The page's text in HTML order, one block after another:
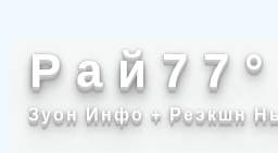
Р а й 7 7 °
Зуон Инфо + Реэкшн